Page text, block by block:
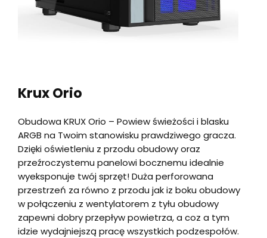
Krux Orio
Obudowa KRUX Orio – Powiew świeżości i blasku
ARGB na Twoim stanowisku prawdziwego gracza.
Dzięki oświetleniu z przodu obudowy oraz
przeźroczystemu panelowi bocznemu idealnie
wyeksponuje twój sprzęt! Duża perforowana
przestrzeń za równo z przodu jak iz boku obudowy
w połączeniu z wentylatorem z tyłu obudowy
zapewni dobry przepływ powietrza, a coz a tym
idzie wydajniejszą pracę wszystkich podzespołów.